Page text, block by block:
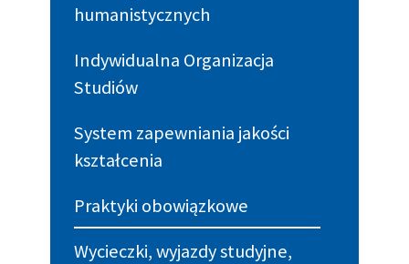
humanistycznych
Indywidualna Organizacja
Studiów
System zapewniania jakości
kształcenia
Praktyki obowiązkowe
Wycieczki, wyjazdy studyjne,